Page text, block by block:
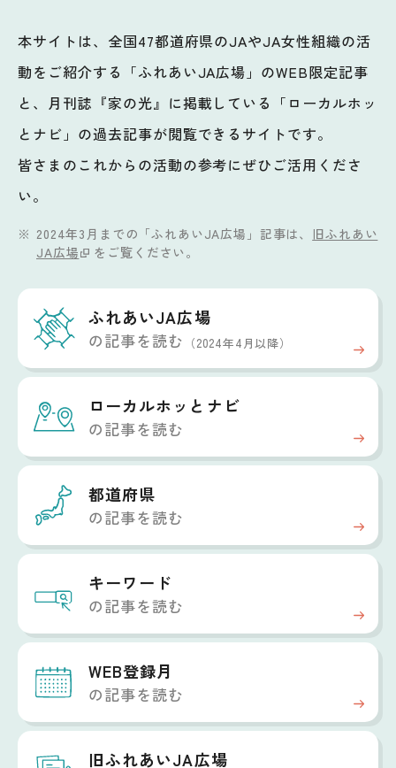
本サイトは、全国47都道府県のJAやJA女性組織の活
動をご紹介する「ふれあいJA広場」のWEB限定記事
と、月刊誌『家の光』に掲載している「ローカルホッ
とナビ」の過去記事が閲覧できるサイトです。
皆さまのこれからの活動の参考にぜひご活用くださ
い。
2024年3月までの「ふれあいJA広場」記事は、 旧ふれあい
JA広場
をご覧ください。
ふれあいJA広場
の記事を読む （2024年4月以降）
ローカルホッと ナビ
の記事を読む
都道府県
の記事を読む
キーワード
の記事を読む
WEB登録月
の記事を読む
旧ふれあいJA広場